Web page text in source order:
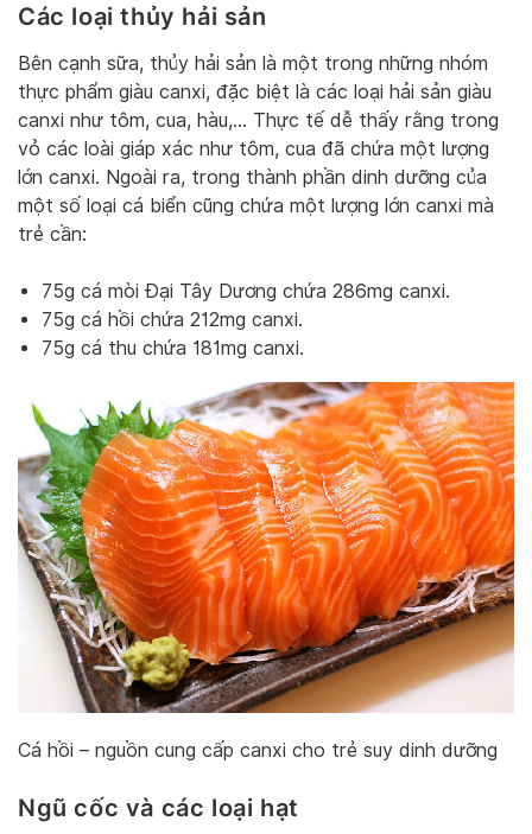
Các loại thủy hải sản
Bên cạnh sữa, thủy hải sản là một trong những nhóm
thực phẩm giàu canxi, đặc biệt là các loại hải sản giàu
canxi như tôm, cua, hàu,… Thực tế dễ thấy rằng trong
vỏ các loài giáp xác như tôm, cua đã chứa một lượng
lớn canxi. Ngoài ra, trong thành phần dinh dưỡng của
một số loại cá biển cũng chứa một lượng lớn canxi mà
trẻ cần:
75g cá mòi Đại Tây Dương chứa 286mg canxi.
75g cá hồi chứa 212mg canxi.
75g cá thu chứa 181mg canxi.
Cá hồi – nguồn cung cấp canxi cho trẻ suy dinh dưỡng
Ngũ cốc và các loại hạt